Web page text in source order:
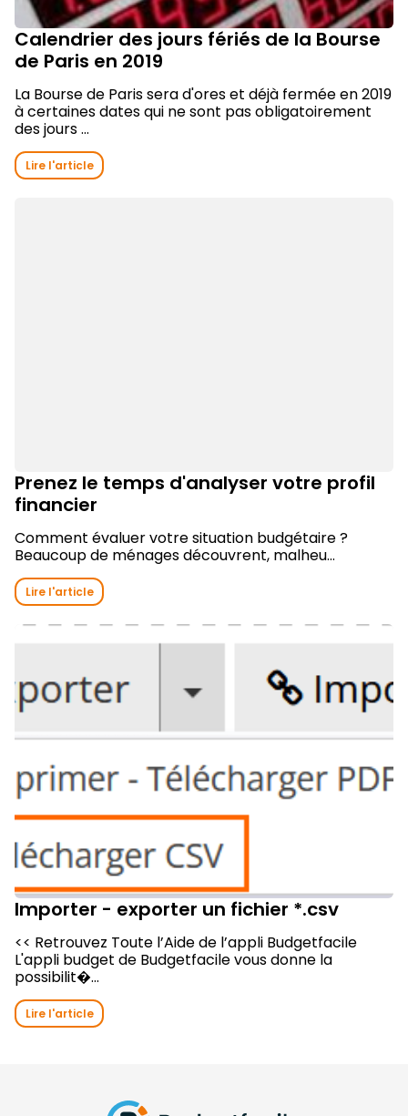
Calendrier des jours fériés de la Bourse
de Paris en 2019
La Bourse de Paris sera d'ores et déjà fermée en 2019
à certaines dates qui ne sont pas obligatoirement
des jours ...
Lire l'article
Prenez le temps d'analyser votre profil
financier
Comment évaluer votre situation budgétaire ?
Beaucoup de ménages découvrent, malheu...
Lire l'article
Importer - exporter un fichier *.csv
<< Retrouvez Toute l’Aide de l’appli Budgetfacile
L'appli budget de Budgetfacile vous donne la
possibilit�...
Lire l'article